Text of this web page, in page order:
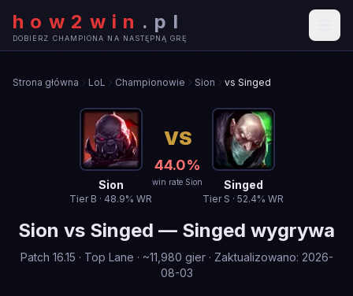
how2win . pl
DOBIERZ CHAMPIONA NA NASTĘPNĄ GRĘ
Strona główna LoL Championowie Sion vs Singed
Sion
Tier B · 48.9% WR
VS
44.0%
win rate Sion Singed
Tier S · 52.4% WR
Sion vs Singed — Singed wygrywa
Patch 16.15 · Top Lane · ~11,980 gier· Zaktualizowano: 2026-
08-03